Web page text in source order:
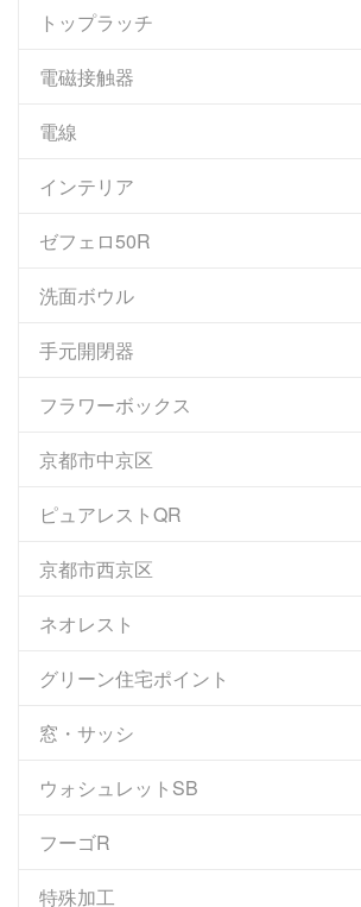
トップラッチ
電磁接触器
電線
インテリア
ゼフェロ50R
洗面ボウル
手元開閉器
フラワーボックス
京都市中京区
ピュアレストQR
京都市西京区
ネオレスト
グリーン住宅ポイント
窓・サッシ
ウォシュレットSB
フーゴR
特殊加工